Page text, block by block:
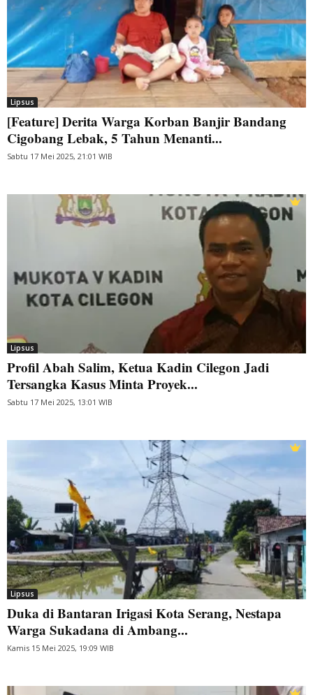
Lipsus
[Feature] Derita Warga Korban Banjir Bandang
Cigobang Lebak, 5 Tahun Menanti...
Sabtu 17 Mei 2025, 21:01 WIB
Lipsus
Profil Abah Salim, Ketua Kadin Cilegon Jadi
Tersangka Kasus Minta Proyek...
Sabtu 17 Mei 2025, 13:01 WIB
Lipsus
Duka di Bantaran Irigasi Kota Serang, Nestapa
Warga Sukadana di Ambang...
Kamis 15 Mei 2025, 19:09 WIB